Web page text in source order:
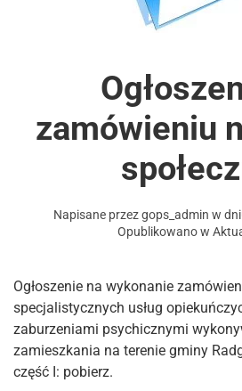
zamówieniu
Napisane przezgops_admin w
Opublikowano w
Ogłoszenie na wykonanie
specjalistycznych usług
zaburzeniami psychicznymi
zamieszkania na terenie gminy
część I: pobierz.